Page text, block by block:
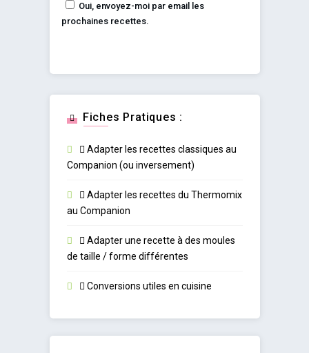
Oui, envoyez-moi par email les
prochaines recettes.
Fiches Pratiques :
Adapter les recettes classiques au
Companion (ou inversement)
Adapter les recettes du Thermomix
au Companion
Adapter une recette à des moules
de taille / forme différentes
Conversions utiles en cuisine